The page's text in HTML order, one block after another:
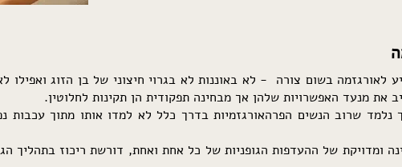
לאורגזמה בשום צורה - לא באוננות לא בגרוי חיצוני של בן הזוג ואפילו
את מנעד האפשרויות שלהן אך מבחינה תפקודית הן תקינות לחלוטין.
נלמד שרוב הנשים הפרהאורגזמיות בדרך כלל לא למדו אותו מתוך עכבות
ומדויקת של ההעדפות הגופניות של כל אחת ואחת, דורשת ריכוז בתהליך